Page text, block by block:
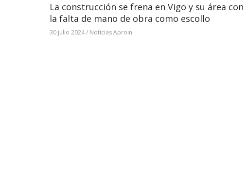
La construcción se frena en Vigo y su área con
la falta de mano de obra como escollo
30 julio 2024/ Noticias Aproin